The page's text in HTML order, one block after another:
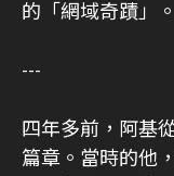
的「網域奇蹟」。
---
四年多前，阿基
篇章。當時的他